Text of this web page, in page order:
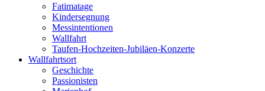
Fatimatage
Kindersegnung
Messintentionen
Wallfahrt
Taufen-Hochzeiten-Jubiläen-Konzerte
Wallfahrtsort
Geschichte
Passionisten